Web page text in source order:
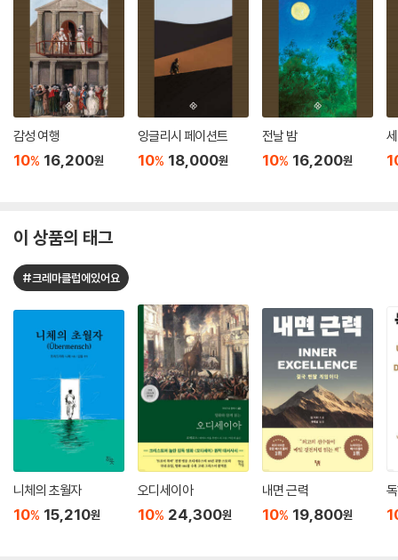
감성 여행
10% 16,200원
잉글리시 페이션트
10% 18,000원
전날 밤
10% 16,200원
이 상품의 태그
#크레마클럽에있어요
니체의 초월자
10% 15,210원
오디세이아
10% 24,300원
내면 근력
10% 19,800원